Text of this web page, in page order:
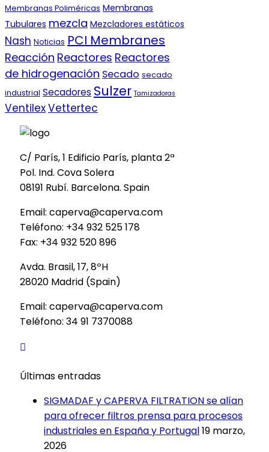
Membranas Poliméricas Membranas
Tubulares mezcla Mezcladores estáticos
Nash Noticias PCI Membranes
Reacción Reactores Reactores
de hidrogenación Secado secado
industrial Secadores Sulzer Tamizadoras
VentilexVettertec
C/ París, 1 Edificio París, planta 2ª
Pol. Ind. Cova Solera
08191 Rubí. Barcelona. Spain
Email: caperva@caperva.com
Teléfono: +34 932 525 178
Fax: +34 932 520 896
Avda. Brasil, 17, 8ºH
28020 Madrid (Spain)
Email: caperva@caperva.com
Teléfono: 34 91 7370088
Últimas entradas
SIGMADAF y CAPERVA FILTRATION se alían
para ofrecer filtros prensa para procesos
industriales en España y Portugal19 marzo,
2026